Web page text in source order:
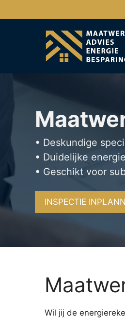
naar
• Deskundige
• Duidelijke
• Geschikt voor
INSPECTIE
Wil jij de